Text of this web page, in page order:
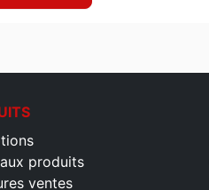
produits
ventes